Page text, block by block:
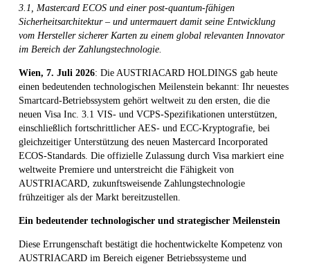
3.1, Mastercard ECOS und einer post-quantum-fähigen
Sicherheitsarchitektur – und untermauert damit seine Entwicklung
vom Hersteller sicherer Karten zu einem global relevanten Innovator
im Bereich der Zahlungstechnologie.
Wien, 7. Juli 2026: Die AUSTRIACARD HOLDINGS gab heute
einen bedeutenden technologischen Meilenstein bekannt: Ihr neuestes
Smartcard-Betriebssystem gehört weltweit zu den ersten, die die
neuen Visa Inc. 3.1 VIS- und VCPS-Spezifikationen unterstützen,
einschließlich fortschrittlicher AES- und ECC-Kryptografie, bei
gleichzeitiger Unterstützung des neuen Mastercard Incorporated
ECOS-Standards. Die offizielle Zulassung durch Visa markiert eine
weltweite Premiere und unterstreicht die Fähigkeit von
AUSTRIACARD, zukunftsweisende Zahlungstechnologie
frühzeitiger als der Markt bereitzustellen.
Ein bedeutender technologischer und strategischer Meilenstein
Diese Errungenschaft bestätigt die hochentwickelte Kompetenz von
AUSTRIACARD im Bereich eigener Betriebssysteme und